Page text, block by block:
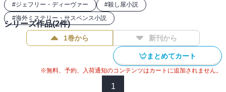
#ジェフリー・ディーヴァー #殺し屋小説
#海外ミステリー・サスペンス小説
シリーズ作品(2件)
1巻から 新刊から
まとめてカート
※無料、予約、入荷通知のコンテンツはカートに追加されません。
1